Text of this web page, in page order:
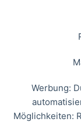
Werbung:
Möglichkeiten: